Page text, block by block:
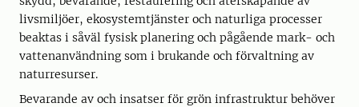
livsmiljöer, ekosystemtjänster och naturliga processer
beaktas i såväl fysisk planering och pågående mark- och
vattenanvändning som i brukande och förvaltning av
naturresurser.
Bevarande av och insatser för grön infrastruktur behöver